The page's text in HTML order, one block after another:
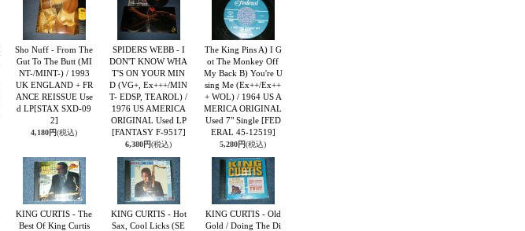
Sho Nuff - From The
Gut To The Butt (MI
NT-/MINT-) / 1993
UK ENGLAND + FR
ANCE REISSUE Use
d LP[STAX SXD-09
2]
4,180円(税込)
SPIDERS WEBB - I
DON'T KNOW WHA
T'S ON YOUR MIN
D (VG+, Ex+++/MIN
T- EDSP, TEAROL) /
1976 US AMERICA
ORIGINAL Used LP
[FANTASY F-9517]
6,380円(税込)
The King Pins A) I G
ot The Monkey Off
My Back B) You're U
sing Me (Ex++/Ex++
+ WOL) / 1964 US A
MERICA ORIGINAL
Used 7" Single [FED
ERAL 45-12519]
5,280円(税込)
KING CURTIS - The
Best Of King Curtis
KING CURTIS - Hot
Sax, Cool Licks (SE
KING CURTIS - Old
Gold / Doing The Di